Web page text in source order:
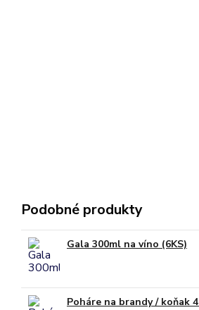
Podobné produkty
Gala 300ml na víno (6KS)
Poháre na brandy / koňak